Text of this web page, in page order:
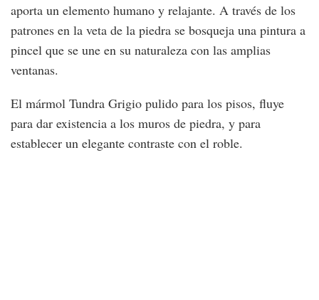
aporta un elemento humano y relajante. A través de los
patrones en la veta de la piedra se bosqueja una pintura a
pincel que se une en su naturaleza con las amplias
ventanas.
El mármol Tundra Grigio pulido para los pisos, fluye
para dar existencia a los muros de piedra, y para
establecer un elegante contraste con el roble.